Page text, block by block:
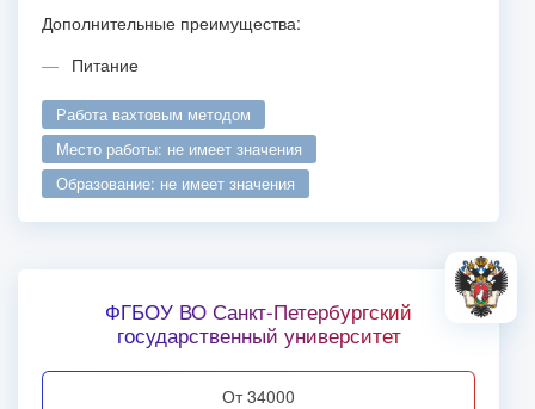
Дополнительные преимущества:
Питание
работа вахтовым методом
место работы: не имеет значения
образование: не имеет значения
ФГБОУ ВО Санкт-Петербургский
государственный университет
от 34000